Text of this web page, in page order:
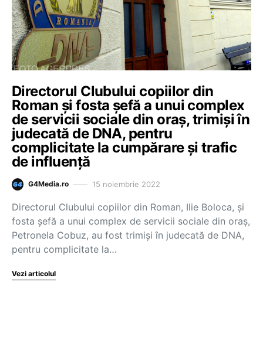
Directorul Clubului copiilor din
Roman și fosta șefă a unui complex
de servicii sociale din oraș, trimiși în
judecată de DNA, pentru
complicitate la cumpărare și trafic
de influență
G4Media.ro 15 noiembrie 2022
Directorul Clubului copiilor din Roman, Ilie Boloca, și
fosta șefă a unui complex de servicii sociale din oraș,
Petronela Cobuz, au fost trimiși în judecată de DNA,
pentru complicitate la…
Vezi articolul